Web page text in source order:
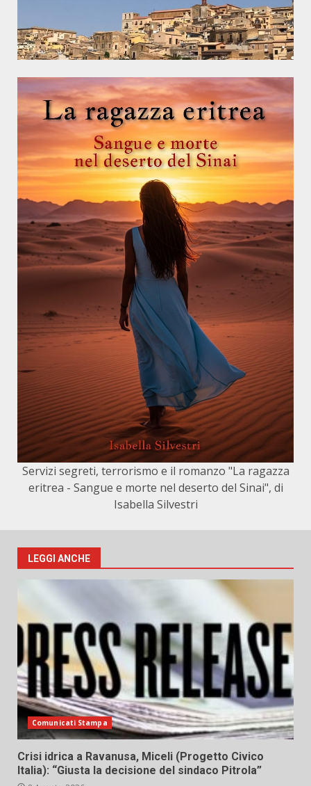
Servizi segreti, terrorismo e il romanzo "La ragazza
eritrea - Sangue e morte nel deserto del Sinai", di
Isabella Silvestri
LEGGI ANCHE
Comunicati Stampa
Crisi idrica a Ravanusa, Miceli (Progetto Civico
Italia): “Giusta la decisione del sindaco Pitrola”